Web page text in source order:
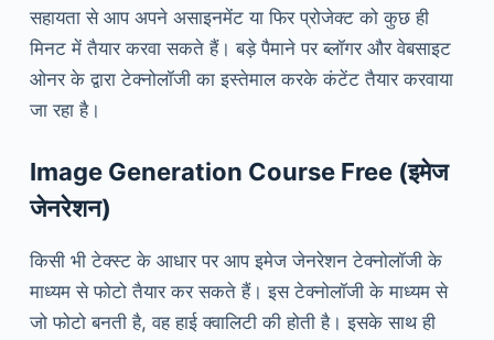
सहायता से आप अपने असाइनमेंट या फिर प्रोजेक्ट को कुछ ही
मिनट में तैयार करवा सकते हैं। बड़े पैमाने पर ब्लॉगर और वेबसाइट
ओनर के द्वारा टेक्नोलॉजी का इस्तेमाल करके कंटेंट तैयार करवाया
जा रहा है।
Image Generation Course Free (इमेज
जेनरेशन)
किसी भी टेक्स्ट के आधार पर आप इमेज जेनरेशन टेक्नोलॉजी के
माध्यम से फोटो तैयार कर सकते हैं। इस टेक्नोलॉजी के माध्यम से
जो फोटो बनती है, वह हाई क्वालिटी की होती है। इसके साथ ही